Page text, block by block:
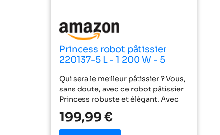
Princess robot pâtissier
220137-5 L - 1 200 W - 5
Batteur, fouet plat et
crochet pétrisseur,
01.220137.01.001
Qui sera le meilleur pâtissier ? Vous,
sans doute, avec ce robot pâtissier
Princess robuste et élégant. Avec
deviendra vite indispensable. Son
bol en inox, d'une capacité de 5 L, le
199,99 €